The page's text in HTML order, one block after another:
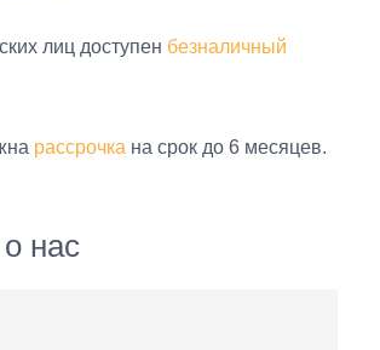
лиц доступен безналичный
рассрочка на срок до 6 месяцев.
нас